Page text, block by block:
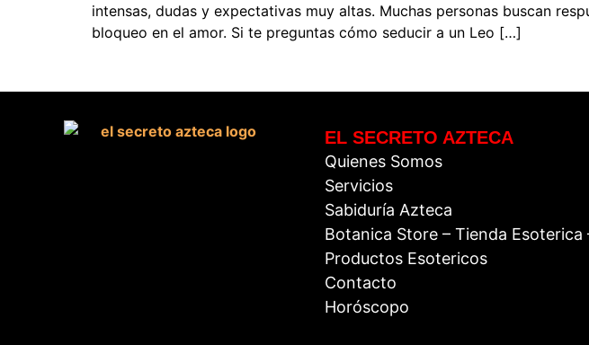
intensas, dudas y expectativas muy altas. Muchas personas buscan
bloqueo en el amor. Si te preguntas cómo seducir a un Leo […]
EL SECRETO AZTECA
Quienes Somos
Servicios
Sabiduría Azteca
Botanica Store – Tienda Esoterica
Productos Esotericos
Contacto
Horóscopo